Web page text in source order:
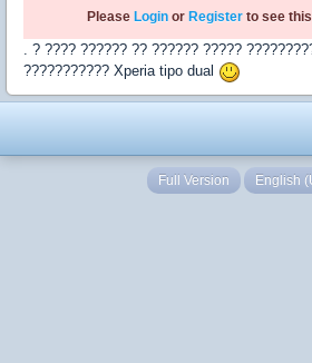
Please Loginor Registerto see this
. ? ???? ?????? ?? ?????? ?????
??????????? Xperia tipo dual
Full Version English